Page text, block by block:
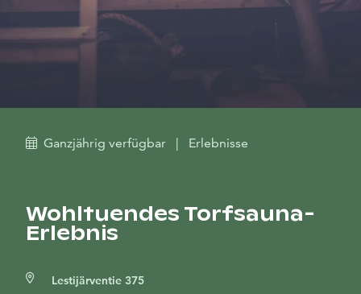
Ganzjährig verfügbar | Erlebnisse
Wohltuendes Torfsauna-
Erlebnis
Lestijärventie 375